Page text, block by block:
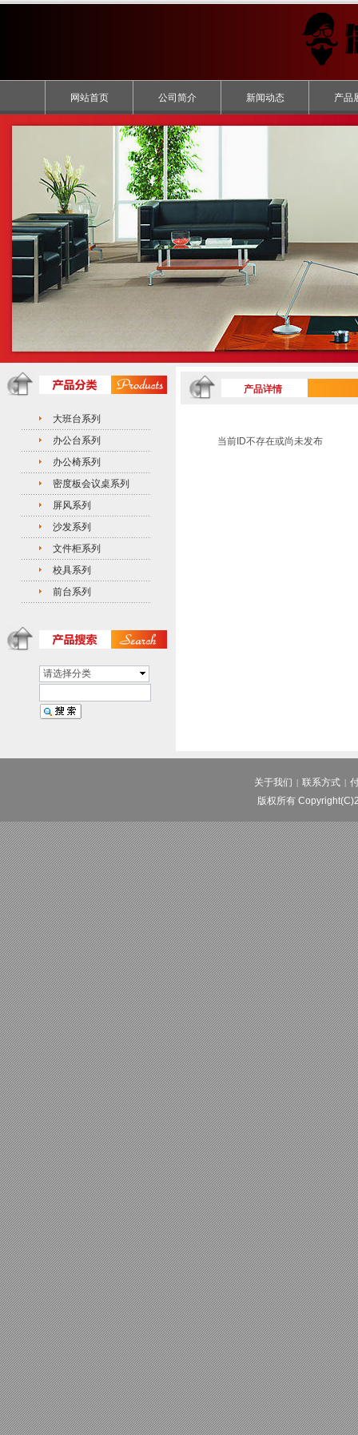
网站首页 公司简介 新闻动态 产品
产品详情
大班台系列
办公台系列
办公椅系列
密度板会议桌系列
屏风系列
沙发系列
文件柜系列
校具系列
前台系列
请选择分类
当前ID不存在或尚未发布
关于我们 | 联系方式 |
版权所有